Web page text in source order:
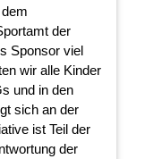
der
Sponsor viel
wir alle Kinder
und in den
sich an der
ist Teil der
der